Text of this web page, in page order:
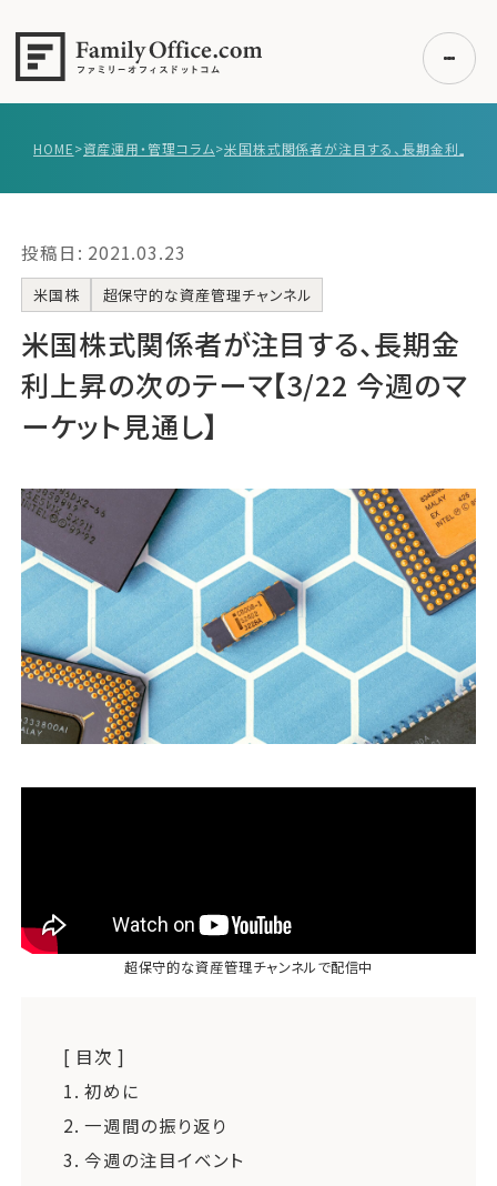
事例紹介
エキスパート一覧
無料講座
コラム
利用者の声
運営会社
ファミリーオフィスとは
関連書籍
メールマガジン登録
よくある質問
HOME>資産運用・管理コラム>
投稿日: 2021.03.23
米国株 超保守的な資産管理チャンネル
米国株式関係者が注目する、長期金
利上昇の次のテーマ【3/22 今週のマ
ーケット見通し】
超保守的な資産管理チャンネルで配信中
[ 目次 ]
1. 初めに
2. 一週間の振り返り
3. 今週の注目イベント